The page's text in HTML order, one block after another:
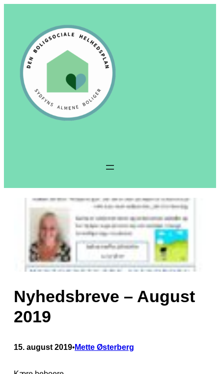
Nyhedsbreve – August
2019
15. august 2019•Mette Østerberg